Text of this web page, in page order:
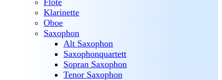
Klarinette
Oboe
Saxophon
Alt Saxophon
Saxophonquartett
Sopran Saxophon
Tenor Saxophon